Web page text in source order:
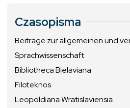
Czasopisma
Beiträge zur allgemeinen und
Sprachwissenschaft
Bibliotheca Bielaviana
Filoteknos
Leopoldiana Wratislaviensia